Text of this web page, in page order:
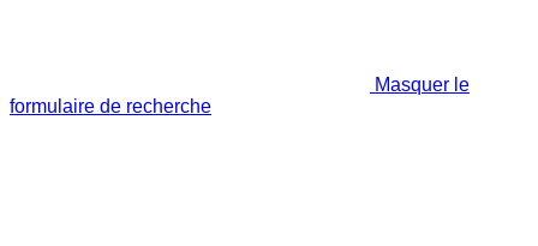
Masquer le
formulaire de recherche